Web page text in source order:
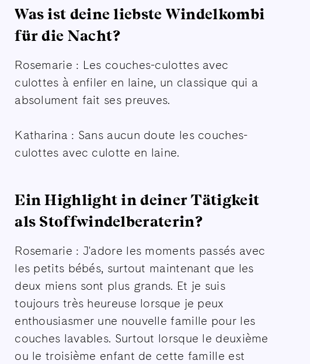
Was ist deine liebste Windelkombi
für die Nacht?
Rosemarie : Les couches-culottes avec
culottes à enfiler en laine, un classique qui a
absolument fait ses preuves.
Katharina : Sans aucun doute les couches-
culottes avec culotte en laine.
Ein Highlight in deiner Tätigkeit
als Stoffwindelberaterin?
Rosemarie : J'adore les moments passés avec
les petits bébés, surtout maintenant que les
deux miens sont plus grands. Et je suis
toujours très heureuse lorsque je peux
enthousiasmer une nouvelle famille pour les
couches lavables. Surtout lorsque le deuxième
ou le troisième enfant de cette famille est